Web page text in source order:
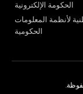
الحكومة الإلكترونية
لأنظمة المعلومات
الحكومية